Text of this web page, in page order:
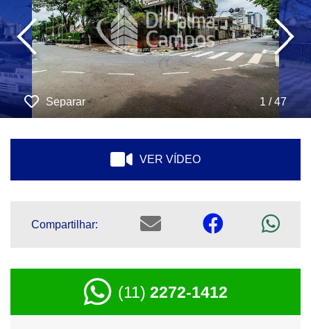
‹ ›
Separar 1 / 47
VER VÍDEO
Compartilhar:
(11) 2272-1412